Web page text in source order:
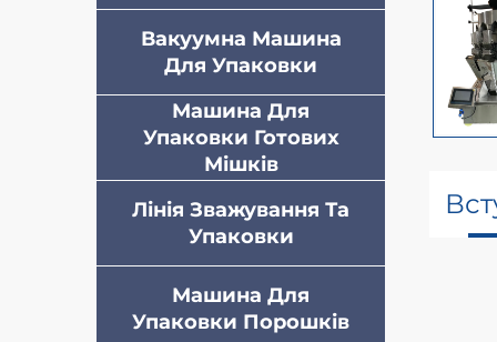
Вакуумна Машина
Для Упаковки
Машина Для
Упаковки Готових
Мішків
Лінія Зважування Та
Упаковки
Машина Для
Упаковки Порошків